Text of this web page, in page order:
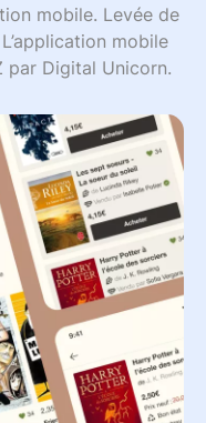
mobile. Levée de
mobile
par Digital Unicorn.